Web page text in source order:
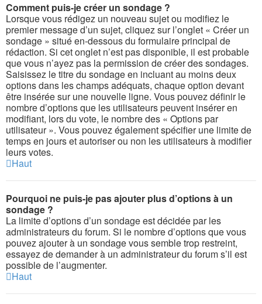
Comment puis-je créer un sondage ?
Lorsque vous rédigez un nouveau sujet ou modifiez le
premier message d’un sujet, cliquez sur l’onglet « Créer un
sondage » situé en-dessous du formulaire principal de
rédaction. Si cet onglet n’est pas disponible, il est probable
que vous n’ayez pas la permission de créer des sondages.
Saisissez le titre du sondage en incluant au moins deux
options dans les champs adéquats, chaque option devant
être insérée sur une nouvelle ligne. Vous pouvez définir le
nombre d’options que les utilisateurs peuvent insérer en
modifiant, lors du vote, le nombre des « Options par
utilisateur ». Vous pouvez également spécifier une limite de
temps en jours et autoriser ou non les utilisateurs à modifier
leurs votes.
Haut
Pourquoi ne puis-je pas ajouter plus d’options à un
sondage ?
La limite d’options d’un sondage est décidée par les
administrateurs du forum. Si le nombre d’options que vous
pouvez ajouter à un sondage vous semble trop restreint,
essayez de demander à un administrateur du forum s’il est
possible de l’augmenter.
Haut